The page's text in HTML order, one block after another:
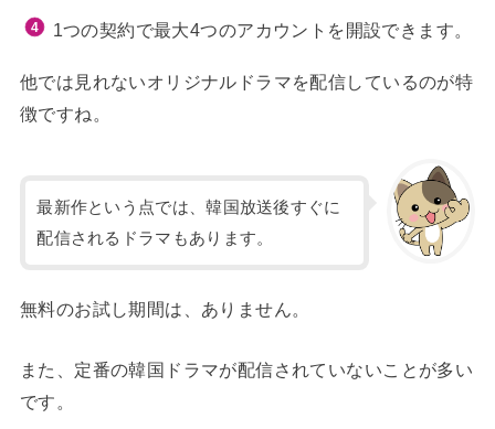
1つの契約で最大4つのアカウントを開設できます。
他では見れないオリジナルドラマを配信しているのが特
徴ですね。
最新作という点では、韓国放送後すぐに
配信されるドラマもあります。
無料のお試し期間は、ありません。
また、定番の韓国ドラマが配信されていないことが多い
です。